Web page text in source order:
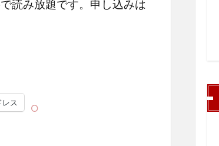
読み放題です。申し込みは
レス